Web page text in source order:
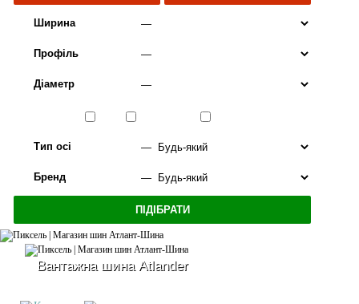
Ширина
Профіль
Діаметр
Тип осі
Бренд
Вантажна шина Atlander